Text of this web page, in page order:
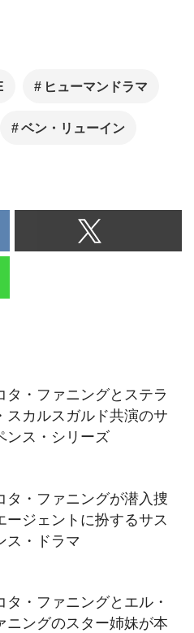
ヒューマンドラマ
ベン・リューイン
タ・ファニングとステラ
スカルスガルド共演のサ
ンス・シリーズ
タ・ファニングが潜入捜
ージェントに扮するサス
ス・ドラマ
タ・ファニングとエル・
ニングのスター姉妹が本